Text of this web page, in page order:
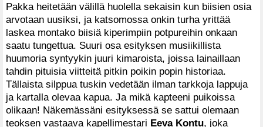
Pakka heitetään välillä huolella sekaisin kun biisien osia
arvotaan uusiksi, ja katsomossa onkin turha yrittää
laskea montako biisiä kiperimpiin potpureihin onkaan
saatu tungettua. Suuri osa esityksen musiikillista
huumoria syntyykin juuri kimaroista, joissa lainaillaan
tahdin pituisia viitteitä pitkin poikin popin historiaa.
Tällaista silppua tuskin vedetään ilman tarkkoja lappuja
ja kartalla olevaa kapua. Ja mikä kapteeni puikoissa
olikaan! Näkemässäni esityksessä se sattui olemaan
teoksen vastaava kapellimestari Eeva Kontu, joka